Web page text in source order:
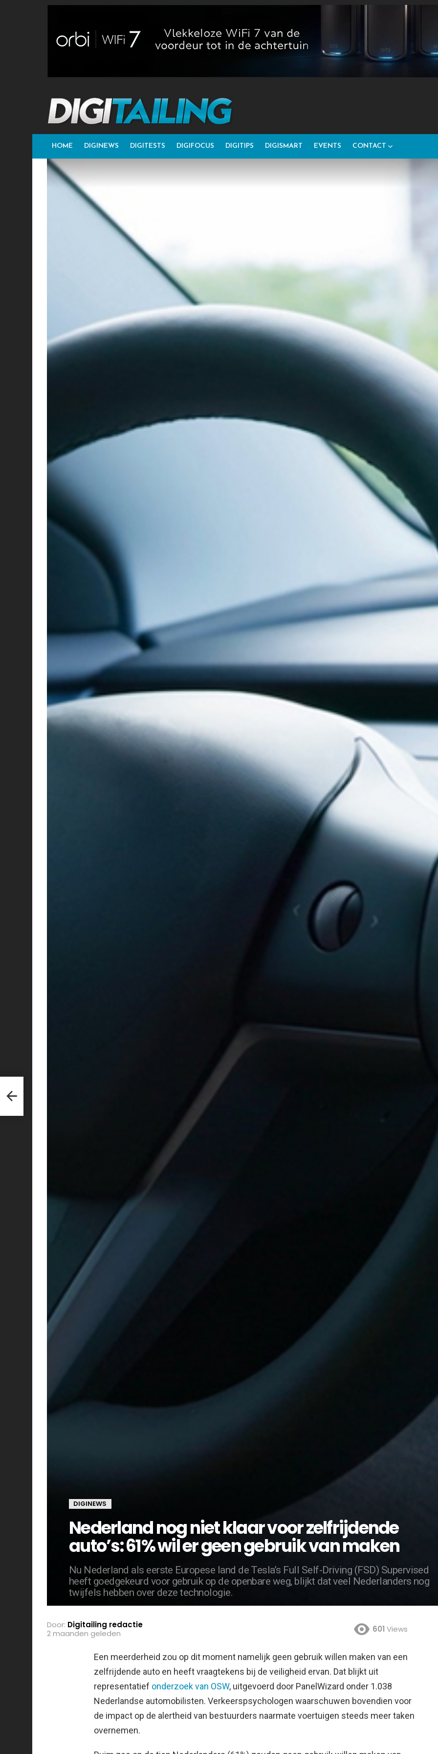
HOME DIGINEWS DIGITESTS DIGIFOCUS DIGITIPS DIGISMART EVENTS CONTACT
DIGINEWS
Nederland nog niet klaar voor zelfrijdende
auto’s: 61% wil er geen gebruik van maken
Nu Nederland als eerste Europese land de Tesla’s Full Self-Driving (FSD) Supervised
heeft goedgekeurd voor gebruik op de openbare weg, blijkt dat veel Nederlanders nog
twijfels hebben over deze technologie.
Door: Digitailing redactie
2 maanden geleden
601 Views
Een meerderheid zou op dit moment namelijk geen gebruik willen maken van een
zelfrijdende auto en heeft vraagtekens bij de veiligheid ervan. Dat blijkt uit
representatief onderzoek van OSW, uitgevoerd door PanelWizard onder 1.038
Nederlandse automobilisten. Verkeerspsychologen waarschuwen bovendien voor
de impact op de alertheid van bestuurders naarmate voertuigen steeds meer taken
overnemen.